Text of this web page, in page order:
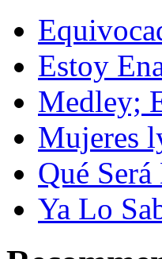
Estoy
Medley;
Mujeres
Qué
Ya Lo